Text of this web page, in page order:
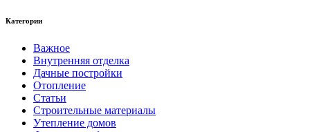
Категории
Важное
Внутренняя отделка
Дачные постройки
Отопление
Статьи
Строительные материалы
Утепление домов